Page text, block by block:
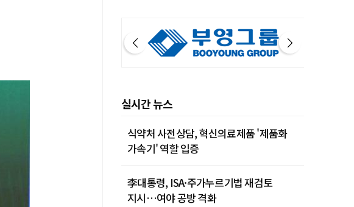
실시간 뉴스
식약처 사전상담, 혁신의료제품 '제품화
가속기' 역할 입증
李대통령, ISA·주가누르기법 재검토
지시…여야 공방 격화